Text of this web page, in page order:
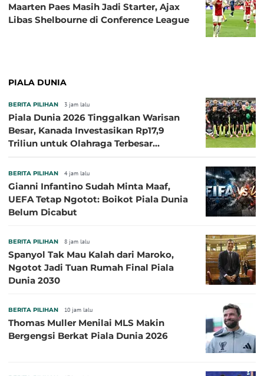
Maarten Paes Masih Jadi Starter, Ajax
Libas Shelbourne di Conference League
PIALA DUNIA
BERITA PILIHAN 3 jam lalu
Piala Dunia 2026 Tinggalkan Warisan
Besar, Kanada Investasikan Rp17,9
Triliun untuk Olahraga Terbesar
BERITA PILIHAN 4 jam lalu
Gianni Infantino Sudah Minta Maaf,
UEFA Tetap Ngotot: Boikot Piala Dunia
Belum Dicabut
BERITA PILIHAN 8 jam lalu
Spanyol Tak Mau Kalah dari Maroko,
Ngotot Jadi Tuan Rumah Final Piala
Dunia 2030
BERITA PILIHAN 10 jam lalu
Thomas Muller Menilai MLS Makin
Bergengsi Berkat Piala Dunia 2026